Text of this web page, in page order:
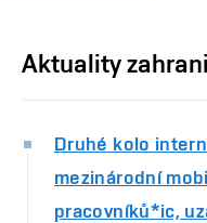
Aktuality
Druhé kolo
mezinárodní
pracovníků*ic,